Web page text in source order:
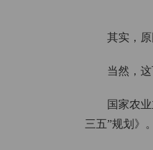
其实，
当然，
国家农
三五”规划》